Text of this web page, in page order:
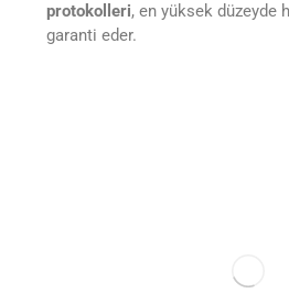
protokolleri, en yüksek düzeyde
garanti eder.